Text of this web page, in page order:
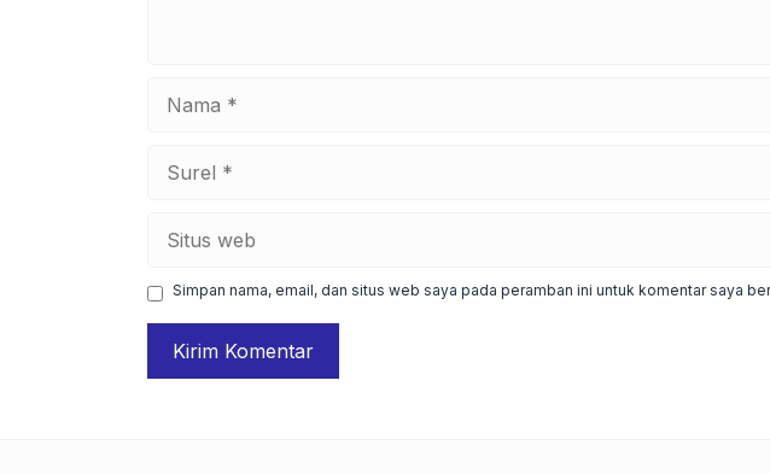
web
Simpan nama, email, dan situs web saya pada peramban ini untuk komentar saya